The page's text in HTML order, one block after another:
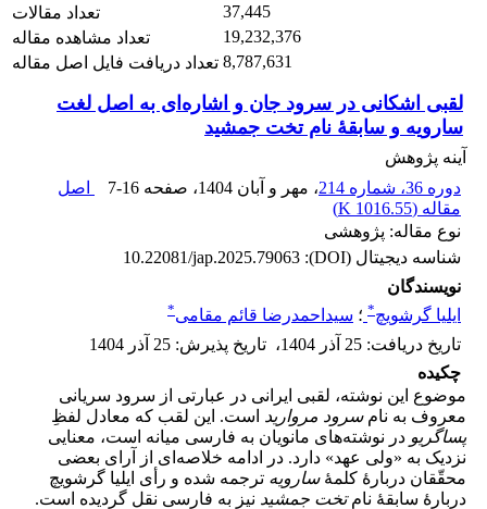
تعداد مقالات
37,445
تعداد مشاهده مقاله
19,232,376
تعداد دریافت فایل اصل مقاله 8,787,631
لقبی اشکانی در سرود جان و اشاره‌ای به اصل لغت
سارویه و سابقۀ نام تخت جمشید
آینه پژوهش
دوره 36، شماره 214
، مهر و آبان 1404 ، صفحه 7-16
اصل
مقاله (1016.55 K
)
نوع مقاله: پژوهشی
شناسه دیجیتال (DOI):
10.22081/jap.2025.79063
نویسندگان
ایلیا گرشویچ* ؛ سیداحمدرضا قائم مقامی*
تاریخ دریافت: 25 آذر 1404 ، تاریخ پذیرش: 25 آذر 1404
چکیده
موضوع این نوشته، لقبی ایرانی در عبارتی از سرود سریانی
معروف به نامسرود مروارید است. این لقب که معادل لفظِ
پساگریو در نوشته‌های مانویان به فارسی میانه است، معنایی
نزدیک به «ولی عهد» دارد. در ادامه خلاصه‌ای از آرای بعضی
محقّقان دربارۀ کلمۀسارویه ترجمه شده و رأی ایلیا گرشویچ
دربارۀ سابقۀ نامتخت جمشید نیز به فارسی نقل گردیده است.